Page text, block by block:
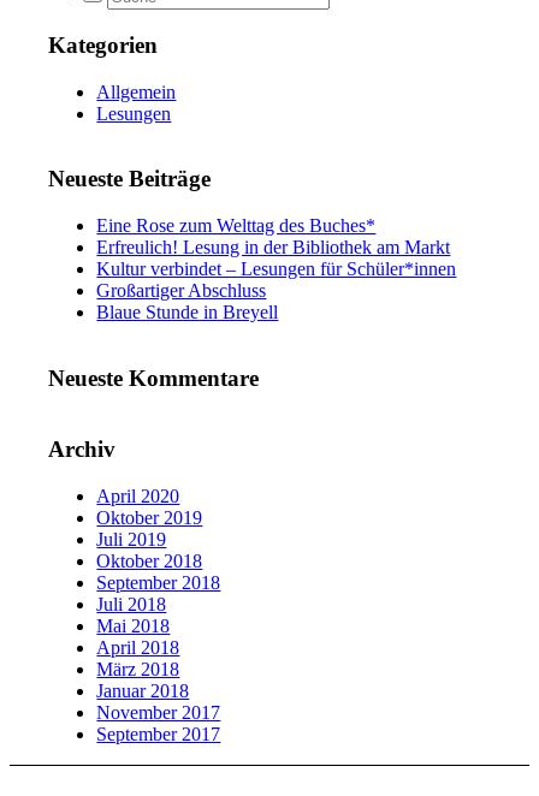
Kategorien
Allgemein
Lesungen
Neueste Beiträge
Eine Rose zum Welttag des Buches*
Erfreulich! Lesung in der Bibliothek am Markt
Kultur verbindet – Lesungen für Schüler*innen
Großartiger Abschluss
Blaue Stunde in Breyell
Neueste Kommentare
Archiv
April 2020
Oktober 2019
Juli 2019
Oktober 2018
September 2018
Juli 2018
Mai 2018
April 2018
März 2018
Januar 2018
November 2017
September 2017